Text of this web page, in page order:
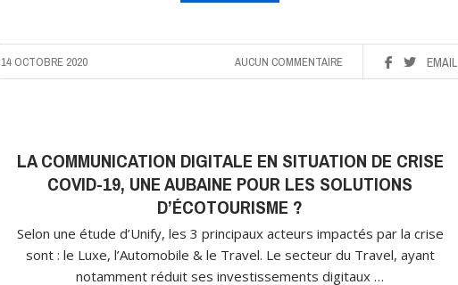
14 OCTOBRE 2020 EMAIL
AUCUN COMMENTAIRE
LA COMMUNICATION DIGITALE EN SITUATION DE CRISE
COVID-19, UNE AUBAINE POUR LES SOLUTIONS
D’ÉCOTOURISME ?
Selon une étude d’Unify, les 3 principaux acteurs impactés par la crise
sont : le Luxe, l’Automobile & le Travel. Le secteur du Travel, ayant
notamment réduit ses investissements digitaux …